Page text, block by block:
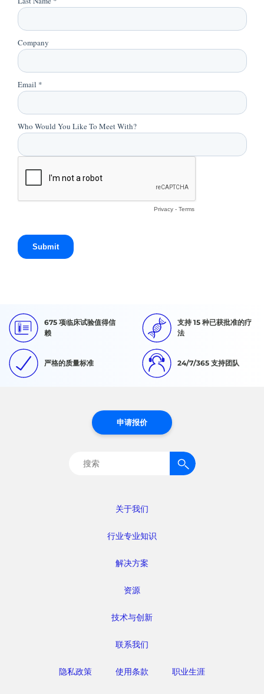
675 项临床试验值得信
赖
支持 15 种已获批准的疗
法
严格的质量标准 24/7/365 支持团队
关于我们
行业专业知识
解决方案
资源
技术与创新
联系我们
隐私政策 使用条款 职业生涯
申请报价
搜